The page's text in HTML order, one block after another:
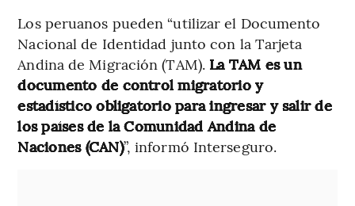
Los peruanos pueden “utilizar el Documento
Nacional de Identidad junto con la Tarjeta
Andina de Migración (TAM). La TAM es un
documento de control migratorio y
estadístico obligatorio para ingresar y salir de
los países de la Comunidad Andina de
Naciones (CAN)”, informó Interseguro.